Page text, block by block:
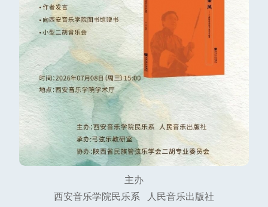
主办
西安音乐学院民乐系 人民音乐出版社